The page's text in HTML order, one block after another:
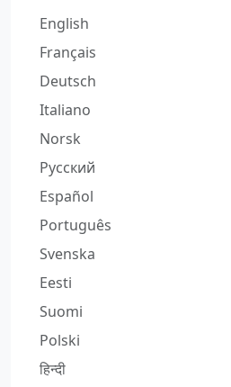
English
Français
Deutsch
Italiano
Norsk
Русский
Español
Português
Svenska
Eesti
Suomi
Polski
हिन्दी